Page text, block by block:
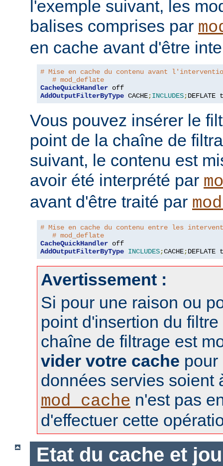
l'exemple suivant, les
balises comprises par
en cache avant d'être
# Mise en cache du contenu avant
# mod_deflate
CacheQuickHandler
AddOutputFilterByType CACHE;INCLUDES;DEFLATE
Vous pouvez insérer le
point de la chaîne de
suivant, le contenu est
avoir été interprété par
avant d'être traité par
# Mise en cache du contenu entre les
# mod_deflate
CacheQuickHandler
AddOutputFilterByType INCLUDES;CACHE;DEFLATE
Avertissement :
Si pour une raison ou
point d'insertion du filtre
chaîne de filtrage est
vider votre cache pour
données servies soient
mod_cache n'est pas
d'effectuer cette
Etat du cache et